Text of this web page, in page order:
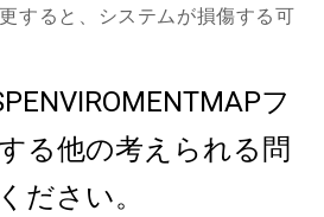
すると、システムが損傷する可
フ
る他の考えられる問
ださい。